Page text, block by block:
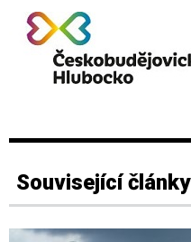
Související články